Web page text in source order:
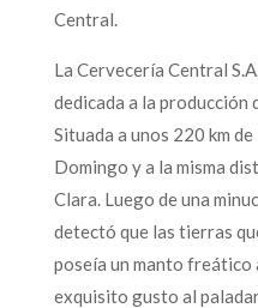
Central.
La Cervecería Central
dedicada a la producción
Situada a unos 220 km de
Domingo y a la misma
Clara. Luego de una
detectó que las tierras
poseía un manto freático
exquisito gusto al